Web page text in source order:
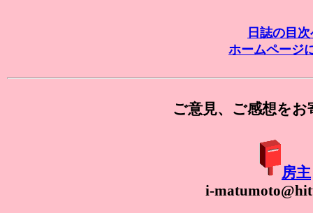
日誌の目
ホームページ
ご意見、ご感想をお
房主
i-